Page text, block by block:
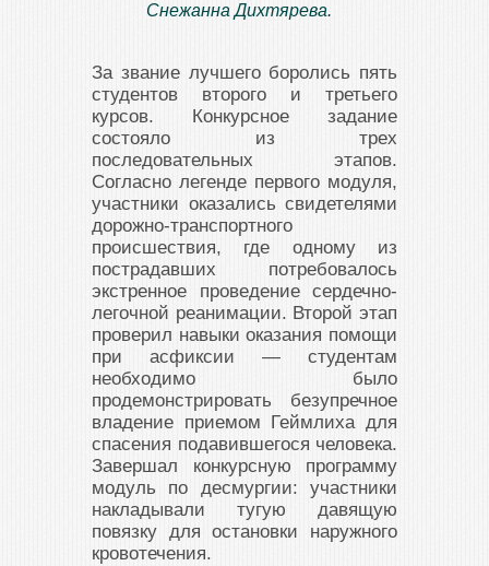
Снежанна Дихтярева.
За звание лучшего боролись пять
студентов второго и третьего
курсов. Конкурсное задание
состояло из трех
последовательных этапов.
Согласно легенде первого модуля,
участники оказались свидетелями
дорожно-транспортного
происшествия, где одному из
пострадавших потребовалось
экстренное проведение сердечно-
легочной реанимации. Второй этап
проверил навыки оказания помощи
при асфиксии — студентам
необходимо было
продемонстрировать безупречное
владение приемом Геймлиха для
спасения подавившегося человека.
Завершал конкурсную программу
модуль по десмургии: участники
накладывали тугую давящую
повязку для остановки наружного
кровотечения.